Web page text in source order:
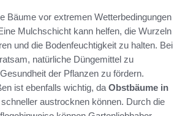
Bäume vor extremen Wetterbedingungen
Mulchschicht kann helfen, die Wurzeln
und die Bodenfeuchtigkeit zu halten. Bei
natürliche Düngemittel zu
der Pflanzen zu fördern.
ist ebenfalls wichtig, daObstbäume in
austrocknen können. Durch die